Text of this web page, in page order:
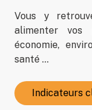
Vous y
alimenter vos
économie,
santé …
Indicateurs